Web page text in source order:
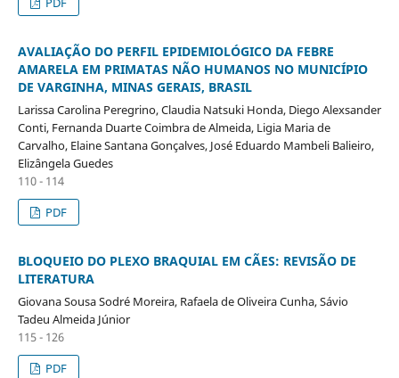
AVALIAÇÃO DO PERFIL EPIDEMIOLÓGICO DA FEBRE
AMARELA EM PRIMATAS NÃO HUMANOS NO MUNICÍPIO
DE VARGINHA, MINAS GERAIS, BRASIL
Larissa Carolina Peregrino, Claudia Natsuki Honda, Diego Alexsander
Conti, Fernanda Duarte Coimbra de Almeida, Ligia Maria de
Carvalho, Elaine Santana Gonçalves, José Eduardo Mambeli Balieiro,
Elizângela Guedes
110 - 114
PDF
BLOQUEIO DO PLEXO BRAQUIAL EM CÃES: REVISÃO DE
LITERATURA
Giovana Sousa Sodré Moreira, Rafaela de Oliveira Cunha, Sávio
Tadeu Almeida Júnior
115 - 126
PDF